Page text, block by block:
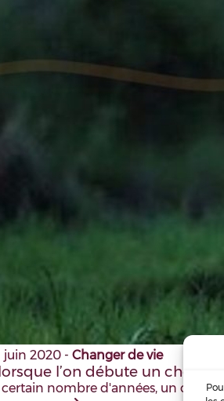
juin 2020- Changer de vie
l’on débute un chemin
nombre d'années, un